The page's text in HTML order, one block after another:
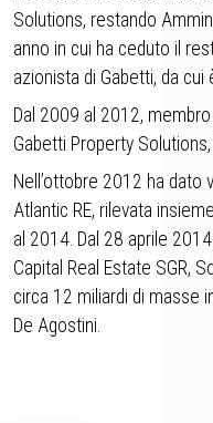
Solutions, restando
anno in cui ha ceduto il
azionista di Gabetti, da cui
Dal 2009 al 2012,
Gabetti Property
Nell’ottobre 2012 ha dato
Atlantic RE, rilevata
al 2014. Dal 28 aprile
Capital Real Estate SGR,
circa 12 miliardi di masse
De Agostini.